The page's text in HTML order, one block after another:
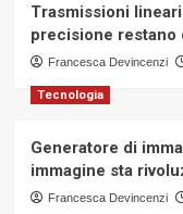
Trasmissioni
precisione restano
Francesca Devincenzi
Tecnologia
Generatore di
immagine sta
Francesca Devincenzi